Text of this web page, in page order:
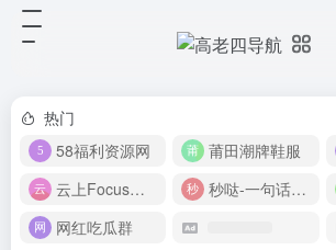
热门
58福利资源网
莆田潮牌鞋服
云上Focus接码平台
秒哒-一句话做应用
网红吃瓜群